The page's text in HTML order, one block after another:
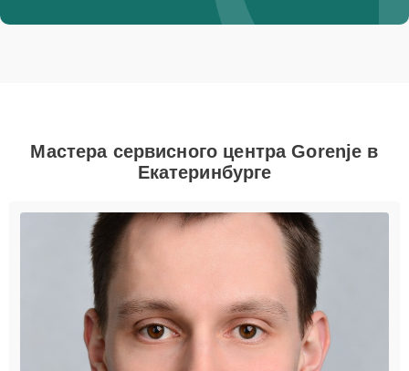
Мастера сервисного центра Gorenje в
Екатеринбурге